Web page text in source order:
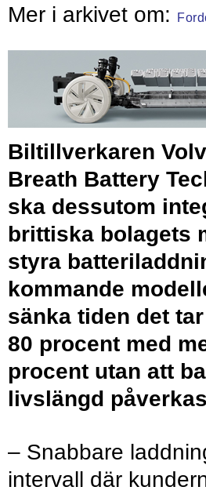
Biltillverkaren
Breath Battery
ska dessutom
brittiska bolagets
styra
kommande
sänka tiden det
80 procent med
procent utan att
livslängd
– Snabbare
intervall där